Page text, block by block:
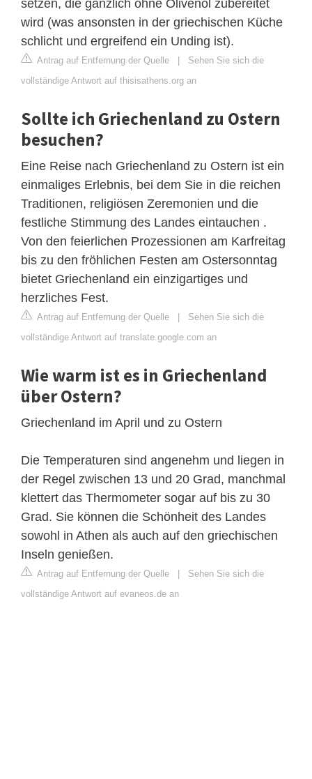
setzen, die gänzlich ohne Olivenöl zubereitet
wird (was ansonsten in der griechischen Küche
schlicht und ergreifend ein Unding ist).
Antrag auf Entfernung der Quelle | Sehen Sie sich die
vollständige Antwort auf thisisathens.org an
Sollte ich Griechenland zu Ostern
besuchen?
Eine Reise nach Griechenland zu Ostern ist ein
einmaliges Erlebnis, bei dem Sie in die reichen
Traditionen, religiösen Zeremonien und die
festliche Stimmung des Landes eintauchen .
Von den feierlichen Prozessionen am Karfreitag
bis zu den fröhlichen Festen am Ostersonntag
bietet Griechenland ein einzigartiges und
herzliches Fest.
Antrag auf Entfernung der Quelle | Sehen Sie sich die
vollständige Antwort auf translate.google.com an
Wie warm ist es in Griechenland
über Ostern?
Griechenland im April und zu Ostern
Die Temperaturen sind angenehm und liegen in
der Regel zwischen 13 und 20 Grad, manchmal
klettert das Thermometer sogar auf bis zu 30
Grad. Sie können die Schönheit des Landes
sowohl in Athen als auch auf den griechischen
Inseln genießen.
Antrag auf Entfernung der Quelle | Sehen Sie sich die
vollständige Antwort auf evaneos.de an